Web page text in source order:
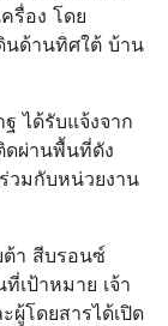
รื่อง โดย
นด้านทิศใต้ บ้าน
ได้รับแจ้งจาก
ดผ่านพื้นที่ดัง
วมกับหน่วยงาน
ต้า สีบรอนซ์
เป้าหมาย เจ้า
ผู้โดยสารได้เปิด